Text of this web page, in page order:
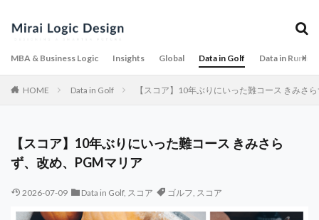
MBA & Business Logic Insights Global Data in Golf Data in
Service-Dominant Logic
Seedance
self-awareness
Service Design
Service Management
Service Profit Chain
Smartwatch
So What SOP Sora
SOX法
SPA
stereotype threat
STP分析
Strategy
Sub 70
WorkplaceAutomation
YouTube
クレジット
HOME Data in Golf 【スコア】10年ぶりにいった難コース きみさ
【スコア】10年ぶりにいった難コース きみさら
ず、改め、PGMマリア
2026-07-09 Data in Golf, スコア ゴルフ, スコア